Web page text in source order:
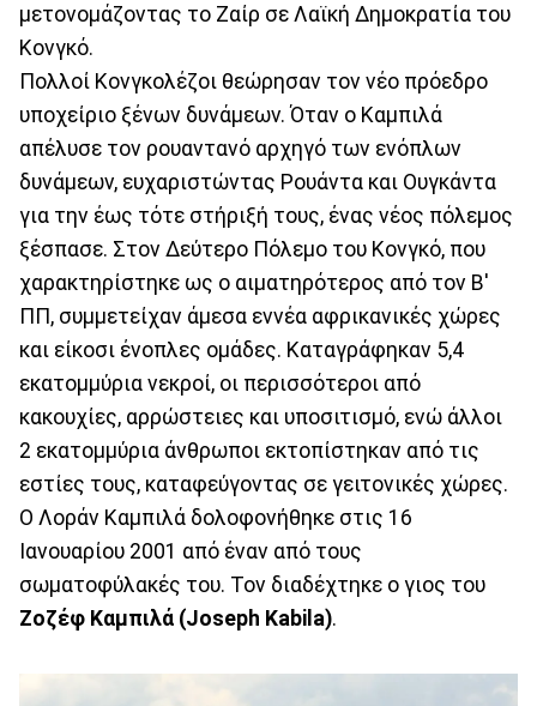
μετονομάζοντας το Ζαίρ σε Λαϊκή Δημοκρατία του
Κονγκό.
Πολλοί Κονγκολέζοι θεώρησαν τον νέο πρόεδρο
υποχείριο ξένων δυνάμεων. Όταν ο Καμπιλά
απέλυσε τον ρουαντανό αρχηγό των ενόπλων
δυνάμεων, ευχαριστώντας Ρουάντα και Ουγκάντα
για την έως τότε στήριξή τους, ένας νέος πόλεμος
ξέσπασε. Στον Δεύτερο Πόλεμο του Κονγκό, που
χαρακτηρίστηκε ως ο αιματηρότερος από τον Β'
ΠΠ, συμμετείχαν άμεσα εννέα αφρικανικές χώρες
και είκοσι ένοπλες ομάδες. Καταγράφηκαν 5,4
εκατομμύρια νεκροί, οι περισσότεροι από
κακουχίες, αρρώστειες και υποσιτισμό, ενώ άλλοι
2 εκατομμύρια άνθρωποι εκτοπίστηκαν από τις
εστίες τους, καταφεύγοντας σε γειτονικές χώρες.
Ο Λοράν Καμπιλά δολοφονήθηκε στις 16
Ιανουαρίου 2001 από έναν από τους
σωματοφύλακές του. Τον διαδέχτηκε ο γιος του
Ζοζέφ Καμπιλά (Joseph Kabila).